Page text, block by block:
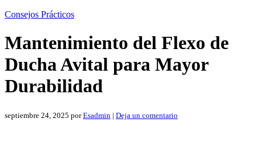
Consejos Prácticos
Mantenimiento del Flexo de
Ducha Avital para Mayor
Durabilidad
septiembre 24, 2025 porEsadmin | Deja un comentario